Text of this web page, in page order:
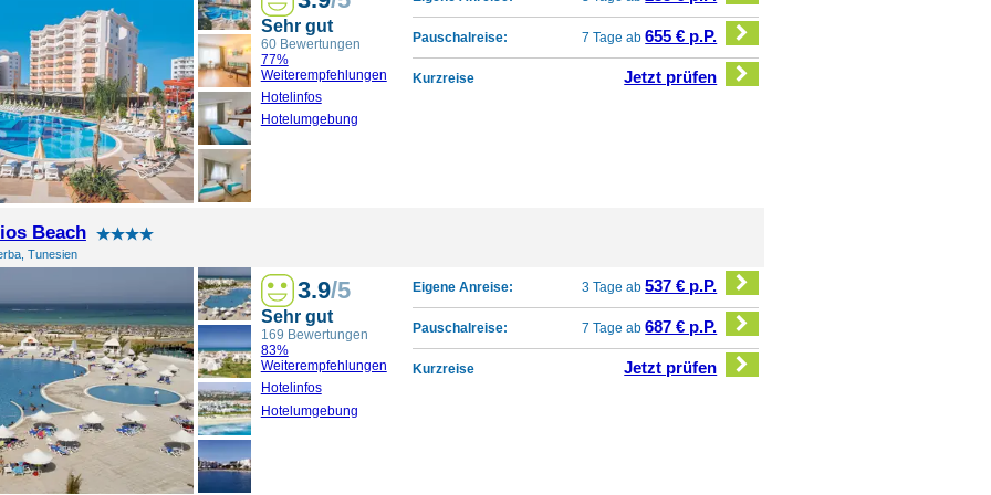
Sehr gut
60 Bewertungen
77%
Weiterempfehlungen
Hotelinfos
Hotelumgebung
Pauschalreise: 7 Tage ab655 € p.P.
Kurzreise Jetzt prüfen
Beach
Tunesien
3.9/5
Sehr gut
169 Bewertungen
83%
Weiterempfehlungen
Hotelinfos
Hotelumgebung
Eigene Anreise: 3 Tage ab537 € p.P.
Pauschalreise: 7 Tage ab687 € p.P.
Kurzreise Jetzt prüfen